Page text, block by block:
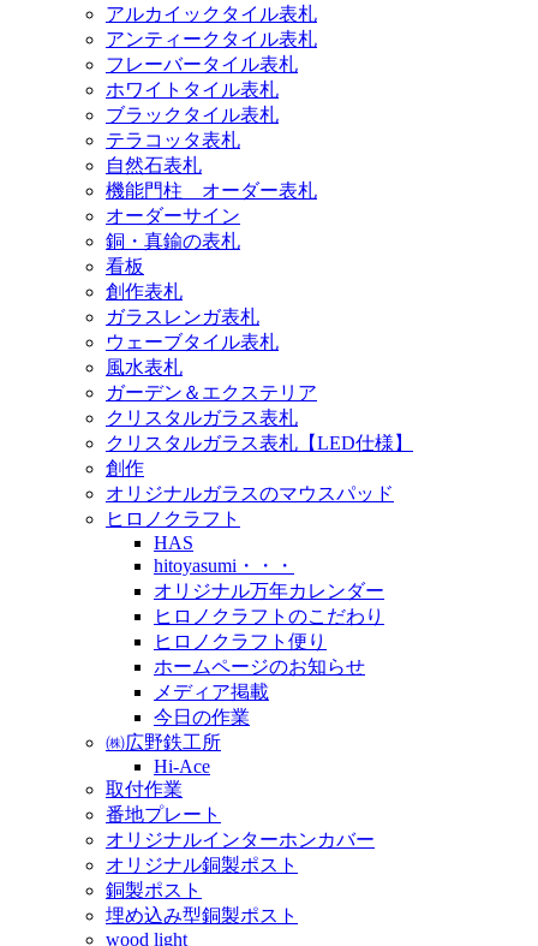
アルカイックタイル表札
アンティークタイル表札
フレーバータイル表札
ホワイトタイル表札
ブラックタイル表札
テラコッタ表札
自然石表札
機能門柱 オーダー表札
オーダーサイン
銅・真鍮の表札
看板
創作表札
ガラスレンガ表札
ウェーブタイル表札
風水表札
ガーデン＆エクステリア
クリスタルガラス表札
クリスタルガラス表札【LED仕様】
創作
オリジナルガラスのマウスパッド
ヒロノクラフト
HAS
hitoyasumi・・・
オリジナル万年カレンダー
ヒロノクラフトのこだわり
ヒロノクラフト便り
ホームページのお知らせ
メディア掲載
今日の作業
㈱広野鉄工所
Hi-Ace
取付作業
番地プレート
オリジナルインターホンカバー
オリジナル銅製ポスト
銅製ポスト
埋め込み型銅製ポスト
wood light